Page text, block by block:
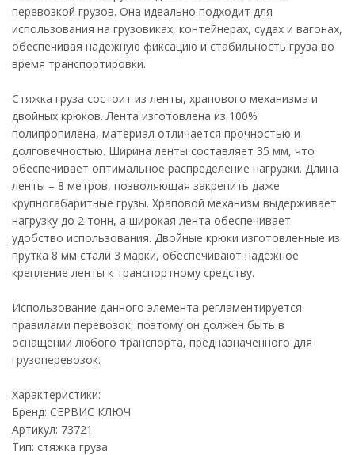
перевозкой грузов. Она идеально подходит для
использования на грузовиках, контейнерах, судах и вагонах,
обеспечивая надежную фиксацию и стабильность груза во
время транспортировки.
Стяжка груза состоит из ленты, храпового механизма и
двойных крюков. Лента изготовлена из 100%
полипропилена, материал отличается прочностью и
долговечностью. Ширина ленты составляет 35 мм, что
обеспечивает оптимальное распределение нагрузки. Длина
ленты – 8 метров, позволяющая закрепить даже
крупногабаритные грузы. Храповой механизм выдерживает
нагрузку до 2 тонн, а широкая лента обеспечивает
удобство использования. Двойные крюки изготовленные из
прутка 8 мм стали 3 марки, обеспечивают надежное
крепление ленты к транспортному средству.
Использование данного элемента регламентируется
правилами перевозок, поэтому он должен быть в
оснащении любого транспорта, предназначенного для
грузоперевозок.
Характеристики:
Бренд: СЕРВИС КЛЮЧ
Артикул: 73721
Тип: стяжка груза